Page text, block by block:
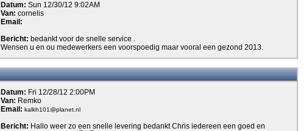
Datum: Sun 12/30/12 9:02AM
Van: cornelis
Email:
Bericht: bedankt voor de snelle service .
Wensen u en ou medewerkers een voorspoedig maar vooral een gezond 2013.
Datum: Fri 12/28/12 2:00PM
Van: Remko
Email: kalkh101@planet.nl
Bericht: Hallo weer zo een snelle levering bedankt Chris iedereen een goed en